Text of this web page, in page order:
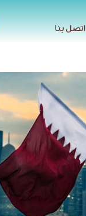
اتصل بنا